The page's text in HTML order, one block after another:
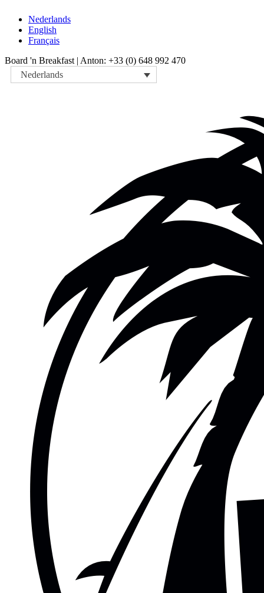
Nederlands
English
Français
Board 'n Breakfast | Anton: +33 (0) 648 992 470
Nederlands